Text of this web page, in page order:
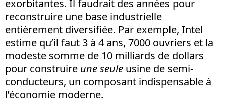
exorbitantes. Il faudrait des années pour
reconstruire une base industrielle
entièrement diversifiée. Par exemple, Intel
estime qu’il faut 3 à 4 ans, 7000 ouvriers et la
modeste somme de 10 milliards de dollars
pour construire une seule usine de semi-
conducteurs, un composant indispensable à
l’économie moderne.